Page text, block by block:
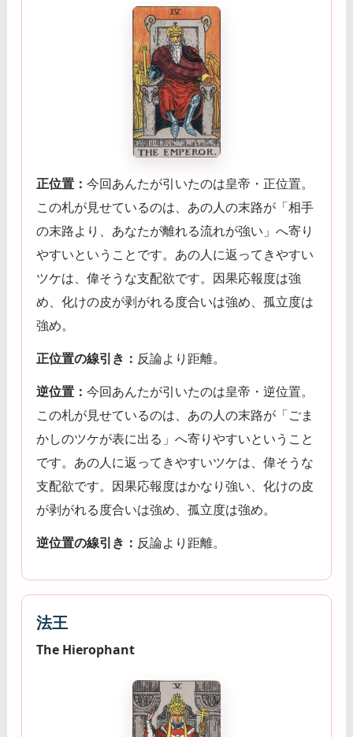
正位置： 今回あんたが引いたのは皇帝・正位置。
この札が見せているのは、あの人の末路が「相手
の末路より、あなたが離れる流れが強い」へ寄り
やすいということです。あの人に返ってきやすい
ツケは、偉そうな支配欲です。因果応報度は強
め、化けの皮が剥がれる度合いは強め、孤立度は
強め。
正位置の線引き： 反論より距離。
逆位置： 今回あんたが引いたのは皇帝・逆位置。
この札が見せているのは、あの人の末路が「ごま
かしのツケが表に出る」へ寄りやすいということ
です。あの人に返ってきやすいツケは、偉そうな
支配欲です。因果応報度はかなり強い、化けの皮
が剥がれる度合いは強め、孤立度は強め。
逆位置の線引き： 反論より距離。
法王
The Hierophant